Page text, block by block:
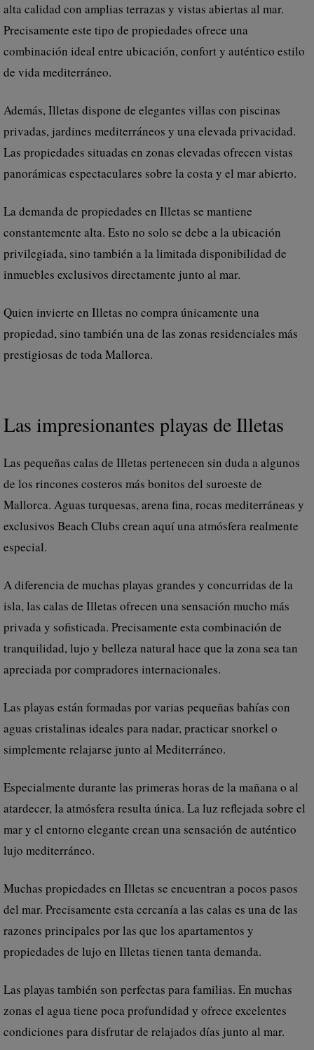
alta calidad con amplias terrazas y vistas abiertas al mar.
Precisamente este tipo de propiedades ofrece una
combinación ideal entre ubicación, confort y auténtico estilo
de vida mediterráneo.
Además, Illetas dispone de elegantes villas con piscinas
privadas, jardines mediterráneos y una elevada privacidad.
Las propiedades situadas en zonas elevadas ofrecen vistas
panorámicas espectaculares sobre la costa y el mar abierto.
La demanda de propiedades en Illetas se mantiene
constantemente alta. Esto no solo se debe a la ubicación
privilegiada, sino también a la limitada disponibilidad de
inmuebles exclusivos directamente junto al mar.
Quien invierte en Illetas no compra únicamente una
propiedad, sino también una de las zonas residenciales más
prestigiosas de toda Mallorca.
Las impresionantes playas de Illetas
Las pequeñas calas de Illetas pertenecen sin duda a algunos
de los rincones costeros más bonitos del suroeste de
Mallorca. Aguas turquesas, arena fina, rocas mediterráneas y
exclusivos Beach Clubs crean aquí una atmósfera realmente
especial.
A diferencia de muchas playas grandes y concurridas de la
isla, las calas de Illetas ofrecen una sensación mucho más
privada y sofisticada. Precisamente esta combinación de
tranquilidad, lujo y belleza natural hace que la zona sea tan
apreciada por compradores internacionales.
Las playas están formadas por varias pequeñas bahías con
aguas cristalinas ideales para nadar, practicar snorkel o
simplemente relajarse junto al Mediterráneo.
Especialmente durante las primeras horas de la mañana o al
atardecer, la atmósfera resulta única. La luz reflejada sobre el
mar y el entorno elegante crean una sensación de auténtico
lujo mediterráneo.
Muchas propiedades en Illetas se encuentran a pocos pasos
del mar. Precisamente esta cercanía a las calas es una de las
razones principales por las que los apartamentos y
propiedades de lujo en Illetas tienen tanta demanda.
Las playas también son perfectas para familias. En muchas
zonas el agua tiene poca profundidad y ofrece excelentes
condiciones para disfrutar de relajados días junto al mar.